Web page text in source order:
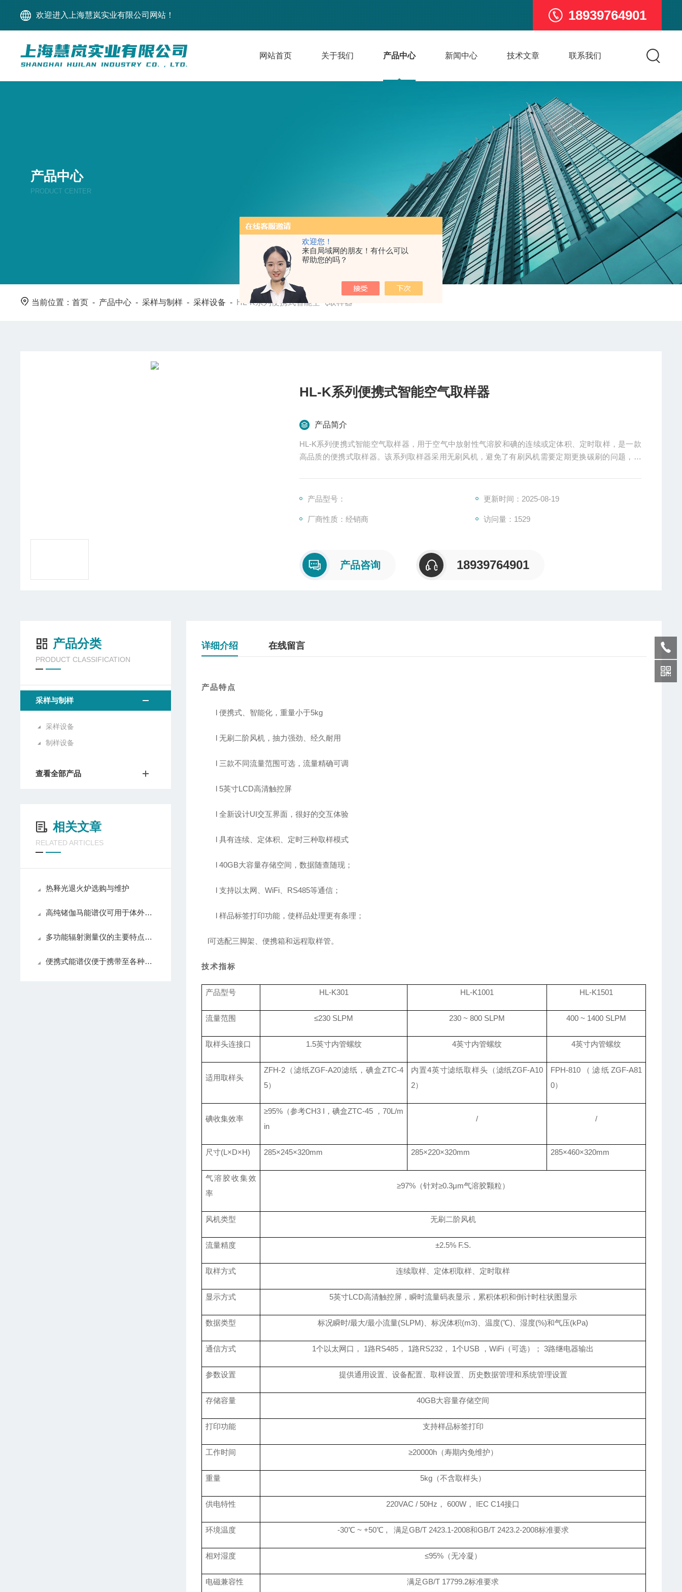
欢迎您！
来自局域网的朋友！有什么可以
帮助您的吗？
欢迎进入上海慧岚实业有限公司网站！ 18939764901
网站首页 关于我们 产品中心 新闻中心 技术文章 联系我们
产品中心
PRODUCT CENTER
当前位置：首页 - 产品中心 -采样与制样 -采样设备 - HL-K系列便携式智能空气取样器
HL-K系列便携式智能空气取样器
产品简介
HL-K系列便携式智能空气取样器，用于空气中放射性气溶胶和碘的连续或定体积、定时取样，是一款
高品质的便携式取样器。该系列取样器采用无刷风机，避免了有刷风机需要定期更换碳刷的问题，为
产品型号： 更新时间：2025-08-19
厂商性质：经销商 访问量：1529
产品咨询 18939764901
产品分类
PRODUCT CLASSIFICATION
采样与制样
采样设备
制样设备
查看全部产品
相关文章
RELATED ARTICLES
热释光退火炉选购与维护
高纯锗伽马能谱仪可用于体外诊断如骨密度测定
多功能辐射测量仪的主要特点及应用场景
便携式能谱仪便于携带至各种现场环境进行检测
详细介绍 在线留言
产品特点
l便携式、智能化，重量小于5kg
l无刷二阶风机，抽力强劲、经久耐用
l 三款不同流量范围可选，流量精确可调
l 5英寸LCD高清触控屏
l全新设计UI交互界面，很好的交互体验
l具有连续、定体积、定时三种取样模式
l40GB大容量存储空间，数据随查随现；
l支持以太网、WiFi、RS485等通信；
l样品标签打印功能，使样品处理更有条理；
l可选配三脚架、便携箱和远程取样管。
技术指标
产品型号 HL-K301 HL-K1001 HL-K1501
流量范围 ≤230 SLPM 230 ~ 800 SLPM 400 ~ 1400 SLPM
取样头连接口 1.5英寸内管螺纹 4英寸内管螺纹 4英寸内管螺纹
适用取样头
ZFH-2（滤纸ZGF-A20滤纸，碘盒ZTC-4
5）
内置4英寸滤纸取样头（滤纸ZGF-A10
2）
FPH-810（滤纸ZGF-A81
0）
碘收集效率
≥95%（参考CH3 I，碘盒ZTC-45 ，70L/m
in
/ /
尺寸(L×D×H) 285×245×320mm 285×220×320mm 285×460×320mm
气溶胶收集效
率
≥97%（针对≥0.3μm气溶胶颗粒）
风机类型 无刷二阶风机
流量精度 ±2.5% F.S.
取样方式 连续取样、定体积取样、定时取样
显示方式 5英寸LCD高清触控屏，瞬时流量码表显示，累积体积和倒计时柱状图显示
数据类型 标况瞬时/最大/最小流量(SLPM)、标况体积(m3)、温度(℃)、湿度(%)和气压(kPa)
通信方式 1个以太网口， 1路RS485， 1路RS232， 1个USB ，WiFi（可选）； 3路继电器输出
参数设置 提供通用设置、设备配置、取样设置、历史数据管理和系统管理设置
存储容量 40GB大容量存储空间
打印功能 支持样品标签打印
工作时间 ≥20000h（寿期内免维护）
重量 5kg（不含取样头）
供电特性 220VAC / 50Hz， 600W， IEC C14接口
环境温度 -30℃ ~ +50℃ , 满足GB/T 2423.1-2008和GB/T 2423.2-2008标准要求
相对湿度 ≤95%（无冷凝）
电磁兼容性 满足GB/T 17799.2标准要求